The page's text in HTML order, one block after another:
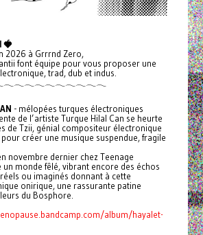
🍓
2026 à Grrrnd Zero,
font équipe pour vous proposer une
trad, dub et indus.
- mélopées turques électroniques
de l’artiste Turque Hilal Can se heurte
de Tzii, génial compositeur électronique
créer une musique suspendue, fragile
novembre dernier chez Teenage
un monde fêlé, vibrant encore des échos
ou imaginés donnant à cette
onirique, une rassurante patine
du Bosphore.
album/hayalet-